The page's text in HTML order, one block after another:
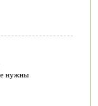
нужны